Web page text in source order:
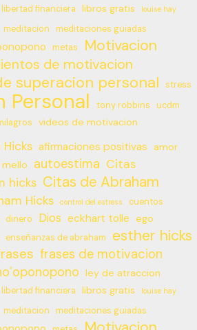
libertad financiera libros gratis louise hay
meditacion meditaciones guiadas
metas Motivacion
de motivacion
superacion personal stress
Personal tony robbins
ucdm
videos de motivacion
afirmaciones positivas
amor
autoestima Citas
hicks Citas de Abraham
Hicks control del estress cuentos
dinero Dios eckhart tolle ego
enseñanzas de abraham esther hicks
frases de motivacion
ley de atraccion
libertad financiera libros gratis louise hay
meditacion meditaciones guiadas